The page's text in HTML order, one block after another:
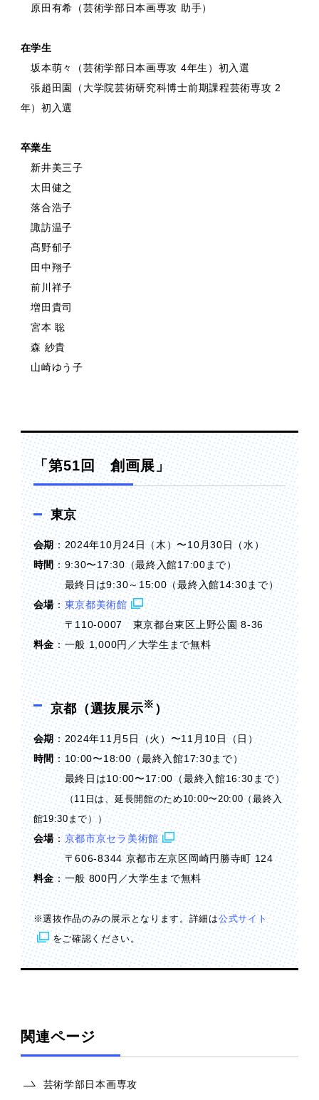
原田有希（芸術学部日本画専攻 助手）
在学生
坂本萌々（芸術学部日本画専攻 4年生）初入選
張趙田園（大学院芸術研究科博士前期課程芸術専攻 2
年）初入選
卒業生
新井美三子
太田健之
落合浩子
諏訪温子
髙野郁子
田中翔子
前川祥子
増田貴司
宮本 聡
森 紗貴
山崎ゆう子
「第51回 創画展」
東京
会期 ：2024年10月24日（木）〜10月30日（水）
時間：9:30〜17:30（最終入館17:00まで）
最終日は9:30～15:00（最終入館14:30まで）
会場：東京都美術館
〒110-0007 東京都台東区上野公園 8-36
料金：一般 1,000円／大学生まで無料
京都（選抜展示※）
会期 ：2024年11月5日（火）〜11月10日（日）
時間：10:00〜18:00（最終入館17:30まで）
最終日は10:00〜17:00（最終入館16:30まで）
（11日は、延長開館のため10:00〜20:00（最終入
館19:30まで））
会場：京都市京セラ美術館
〒606-8344 京都市左京区岡崎円勝寺町 124
料金：一般 800円／大学生まで無料
※選抜作品のみの展示となります。詳細は公式サイト
をご確認ください。
関連ページ
芸術学部日本画専攻